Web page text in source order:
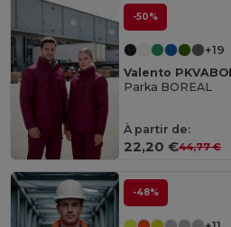
-50%
+19
Valento
Parka BOREAL
À partir de:
22,20 €44,77 €
-48%